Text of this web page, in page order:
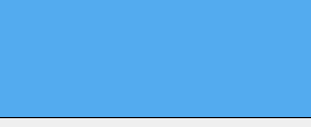
２. 入職後の職員情報管理